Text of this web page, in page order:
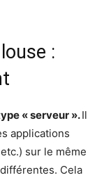
:
« serveur ».Il
applications
sur le même
Cela